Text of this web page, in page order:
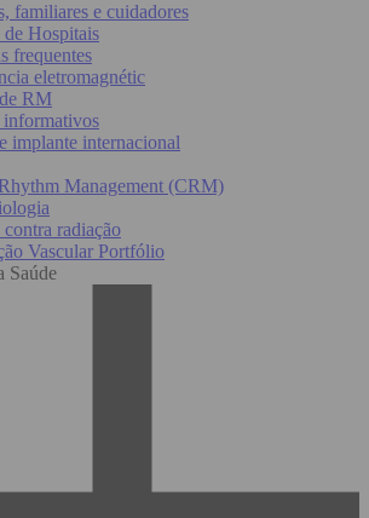
familiares e cuidadores
de Hospitais
frequentes
eletromagnétic
RM
informativos
implante internacional
Management (CRM)
contra radiação
Vascular Portfólio
Saúde